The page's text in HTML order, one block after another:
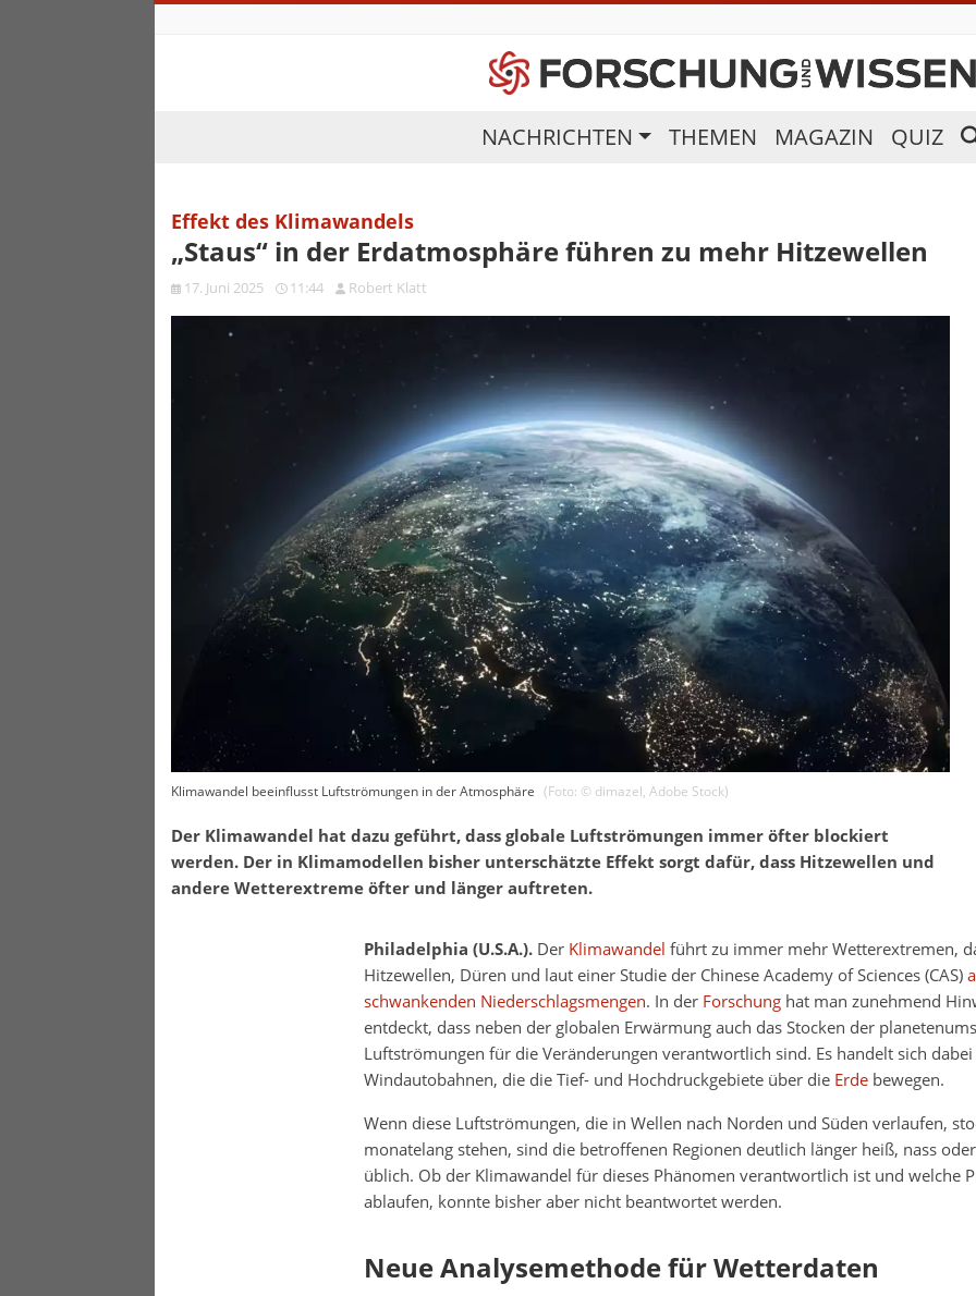
NACHRICHTEN THEMEN MAGAZIN QUIZ
Effekt des Klimawandels
„Staus“ in der Erdatmosphäre führen zu mehr Hitzewellen
17. Juni 2025 11:44 Robert Klatt
Klimawandel beeinflusst Luftströmungen in der Atmosphäre (Foto: © dimazel, Adobe Stock)
Der Klimawandel hat dazu geführt, dass globale Luftströmungen immer öfter blockiert
werden. Der in Klimamodellen bisher unterschätzte Effekt sorgt dafür, dass Hitzewellen und
andere Wetterextreme öfter und länger auftreten.
Philadelphia (U.S.A.). Der Klimawandel führt zu immer mehr Wetterextremen,
Hitzewellen, Düren und laut einer Studie der Chinese Academy of Sciences (CAS)
schwankenden Niederschlagsmengen. In der Forschunghat man zunehmend
entdeckt, dass neben der globalen Erwärmung auch das Stocken der
Luftströmungen für die Veränderungen verantwortlich sind. Es handelt sich
Windautobahnen, die die Tief- und Hochdruckgebiete über die Erdebewegen.
Wenn diese Luftströmungen, die in Wellen nach Norden und Süden verlaufen,
monatelang stehen, sind die betroffenen Regionen deutlich länger heiß, nass
üblich. Ob der Klimawandel für dieses Phänomen verantwortlich ist und welche
ablaufen, konnte bisher aber nicht beantwortet werden.
Neue Analysemethode für Wetterdaten